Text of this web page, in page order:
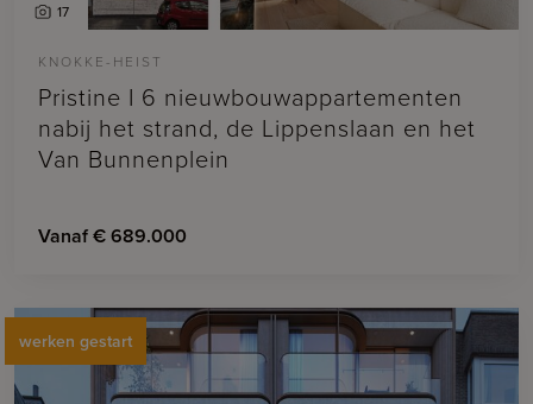
17
KNOKKE-HEIST
Pristine I 6 nieuwbouwappartementen
nabij het strand, de Lippenslaan en het
Van Bunnenplein
Vanaf € 689.000
werken gestart